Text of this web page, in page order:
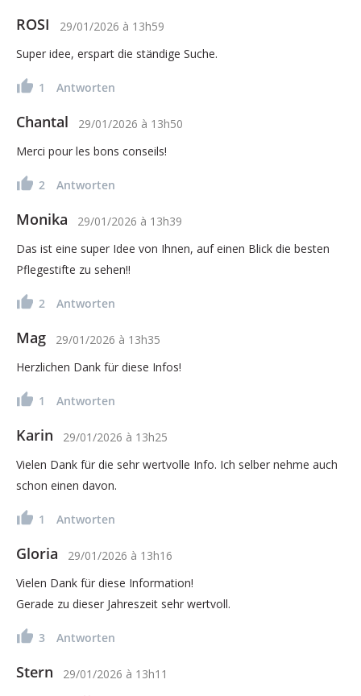
ROSI 29/01/2026 à 13h59
Super idee, erspart die ständige Suche.
1 Antworten
Chantal 29/01/2026 à 13h50
Merci pour les bons conseils!
2 Antworten
Monika 29/01/2026 à 13h39
Das ist eine super Idee von Ihnen, auf einen Blick die besten
Pflegestifte zu sehen!!
2 Antworten
Mag 29/01/2026 à 13h35
Herzlichen Dank für diese Infos!
1 Antworten
Karin 29/01/2026 à 13h25
Vielen Dank für die sehr wertvolle Info. Ich selber nehme auch
schon einen davon.
1 Antworten
Gloria 29/01/2026 à 13h16
Vielen Dank für diese Information!
Gerade zu dieser Jahreszeit sehr wertvoll.
3 Antworten
Stern 29/01/2026 à 13h11